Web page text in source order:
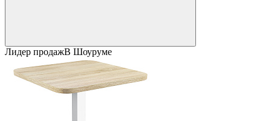
Лидер продажВ Шоуруме